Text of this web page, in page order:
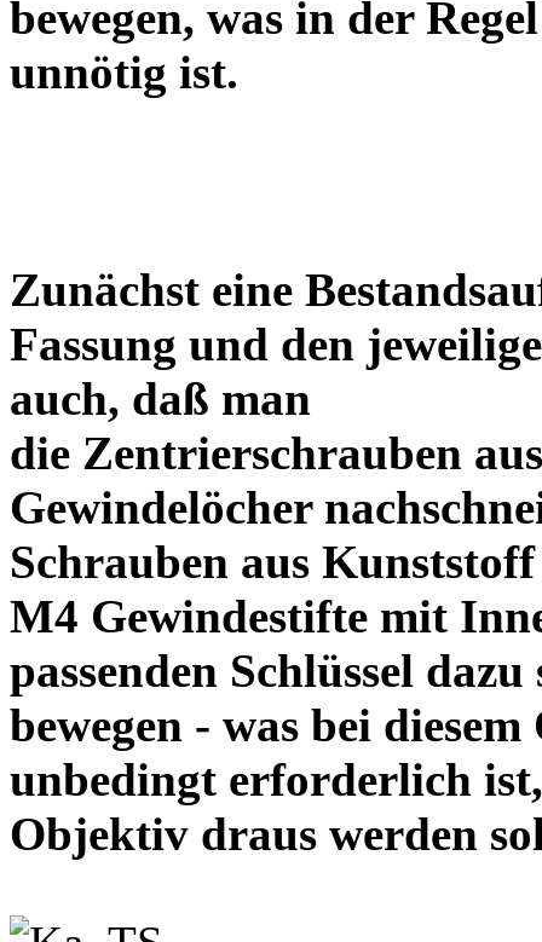
bewegen, was in der Regel
unnötig ist.
Zunächst eine
Fassung und den
auch, daß man
die Zentrierschrauben
Gewindelöcher
Schrauben aus
M4 Gewindestifte mit
passenden Schlüssel
bewegen - was bei
unbedingt erforderlich
Objektiv draus